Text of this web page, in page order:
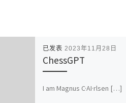
已发表 2023年11月28日
ChessGPT
I am Magnus C·AI·rlsen […]